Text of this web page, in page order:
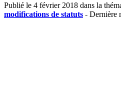
Publié le 4 février 2018 dans la
modifications de statuts - Dernière